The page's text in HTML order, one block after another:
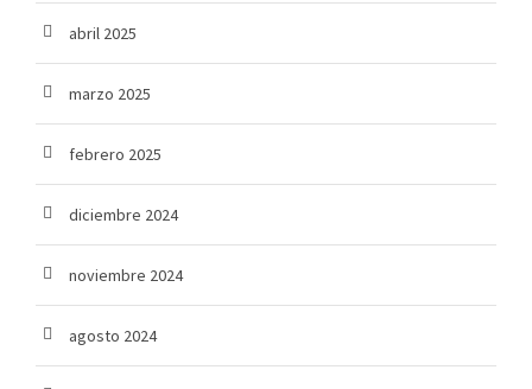
abril 2025
marzo 2025
febrero 2025
diciembre 2024
noviembre 2024
agosto 2024